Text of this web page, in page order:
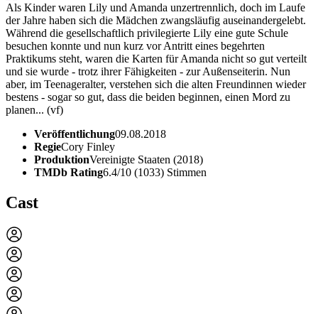
Als Kinder waren Lily und Amanda unzertrennlich, doch im Laufe
der Jahre haben sich die Mädchen zwangsläufig auseinandergelebt.
Während die gesellschaftlich privilegierte Lily eine gute Schule
besuchen konnte und nun kurz vor Antritt eines begehrten
Praktikums steht, waren die Karten für Amanda nicht so gut verteilt
und sie wurde - trotz ihrer Fähigkeiten - zur Außenseiterin. Nun
aber, im Teenageralter, verstehen sich die alten Freundinnen wieder
bestens - sogar so gut, dass die beiden beginnen, einen Mord zu
planen... (vf)
Veröffentlichung09.08.2018
RegieCory Finley
ProduktionVereinigte Staaten (2018)
TMDb Rating6.4/10 (1033) Stimmen
Cast